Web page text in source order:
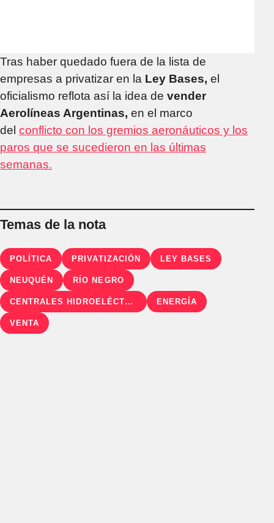
Tras haber quedado fuera de la lista de
empresas a privatizar en la Ley Bases, el
oficialismo reflota así la idea de vender
Aerolíneas Argentinas, en el marco
del conflicto con los gremios aeronáuticos y los
paros que se sucedieron en las últimas
semanas.
Temas de la nota
POLÍTICA PRIVATIZACIÓN LEY BASES
NEUQUÉN RÍO NEGRO
CENTRALES HIDROELÉCTRICAS ENERGÍA
VENTA